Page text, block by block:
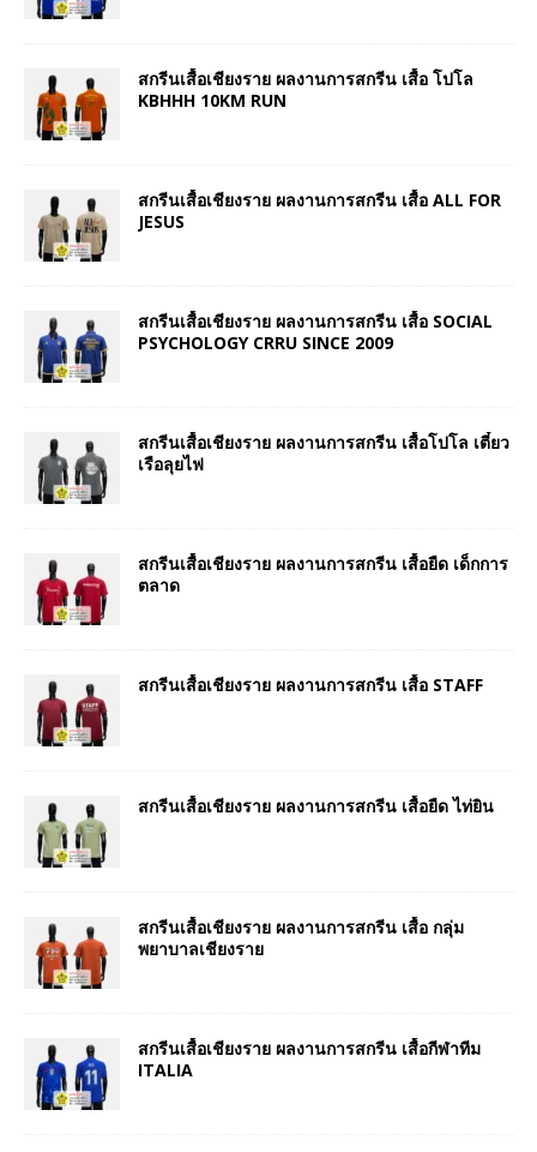
สกรีนเสื้อเชียงราย ผลงานการสกรีน เสื้อ โปโล
KBHHH 10KM RUN
สกรีนเสื้อเชียงราย ผลงานการสกรีน เสื้อ ALL FOR
JESUS
สกรีนเสื้อเชียงราย ผลงานการสกรีน เสื้อ SOCIAL
PSYCHOLOGY CRRU SINCE 2009
สกรีนเสื้อเชียงราย ผลงานการสกรีน เสื้อโปโล เตี๋ยว
เรือลุยไฟ
สกรีนเสื้อเชียงราย ผลงานการสกรีน เสื้อยืด เด็กการ
ตลาด
สกรีนเสื้อเชียงราย ผลงานการสกรีน เสื้อ STAFF
สกรีนเสื้อเชียงราย ผลงานการสกรีน เสื้อยืด ไท่ยิน
สกรีนเสื้อเชียงราย ผลงานการสกรีน เสื้อ กลุ่ม
พยาบาลเชียงราย
สกรีนเสื้อเชียงราย ผลงานการสกรีน เสื้อกีฬาทีม
ITALIA